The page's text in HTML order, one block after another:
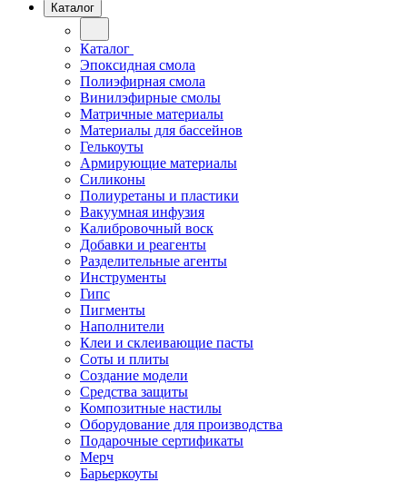
Каталог
Каталог
Эпоксидная смола
Полиэфирная смола
Винилэфирные смолы
Матричные материалы
Материалы для бассейнов
Гелькоуты
Армирующие материалы
Силиконы
Полиуретаны и пластики
Вакуумная инфузия
Калибровочный воск
Добавки и реагенты
Разделительные агенты
Инструменты
Гипс
Пигменты
Наполнители
Клеи и склеивающие пасты
Соты и плиты
Создание модели
Средства защиты
Композитные настилы
Оборудование для производства
Подарочные сертификаты
Мерч
Барьеркоуты